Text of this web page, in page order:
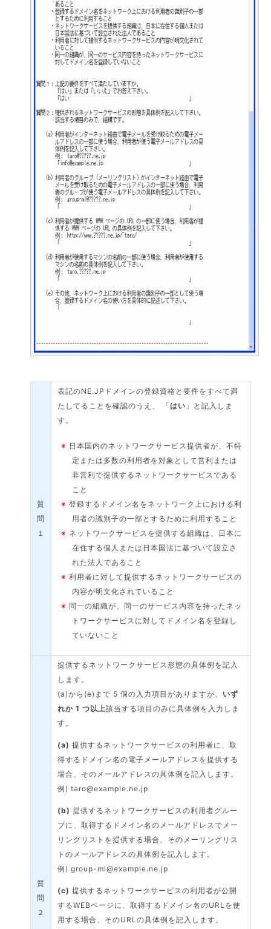
質
問
１
表記のNE.JPドメインの登録資格と要件をすべて満
たしてることを確認のうえ、 「はい 」と記入しま
す。
※ 日本国内のネットワークサービス提供者が、不特
定または多数の利用者を対象として営利または
非営利で提供するネットワークサービスである
こと
※登録するドメイン名をネットワーク上における利
用者の識別子の一部とするために利用すること
※ ネットワークサービスを提供する組織は、日本に
在住する個人または日本国法に基づいて設立さ
れた法人であること
※利用者に対して提供するネットワークサービスの
内容が明文化されていること
※ 同一の組織が、同一のサービス内容を持ったネッ
トワークサービスに対してドメイン名を登録し
ていないこと
質
問
２
提供するネットワークサービス形態の具体例を記入
します。
(a)から(e)まで 5 個の入力項目がありますが、 いず
れか 1 つ以上該当する項目のみに具体例を入力しま
す。
(a) 提供するネットワークサービスの利用者に、取
得するドメイン名の電子メールアドレスを提供する
場合、そのメールアドレスの具体例を記入します。
例) taro@example.ne.jp
(b) 提供するネットワークサービスの利用者グルー
プに、取得するドメイン名のメールアドレスでメー
リングリストを提供する場合、そのメーリングリス
トのメールアドレスの具体例を記入します。
例) group-ml@example.ne.jp
(c) 提供するネットワークサービスの利用者が公開
するWEBページに、取得するドメイン名のURLを使
用する場合、そのURLの具体例を記入します。